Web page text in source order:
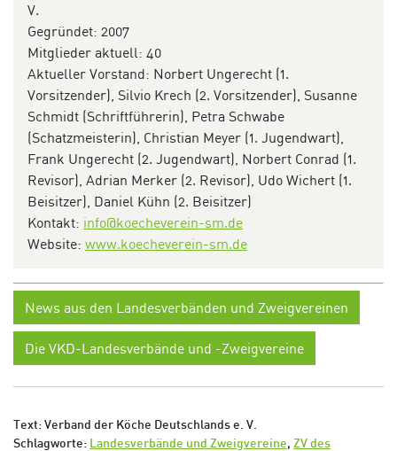
V.
Gegründet: 2007
Mitglieder aktuell: 40
Aktueller Vorstand: Norbert Ungerecht (1.
Vorsitzender), Silvio Krech (2. Vorsitzender), Susanne
Schmidt (Schriftführerin), Petra Schwabe
(Schatzmeisterin), Christian Meyer (1. Jugendwart),
Frank Ungerecht (2. Jugendwart), Norbert Conrad (1.
Revisor), Adrian Merker (2. Revisor), Udo Wichert (1.
Beisitzer), Daniel Kühn (2. Beisitzer)
Kontakt: info@koecheverein-sm.de
Website: www.koecheverein-sm.de
News aus den Landesverbänden und Zweigvereinen
Die VKD-Landesverbände und -Zweigvereine
Text: Verband der Köche Deutschlands e. V.
Schlagworte: Landesverbände und Zweigvereine, ZV des